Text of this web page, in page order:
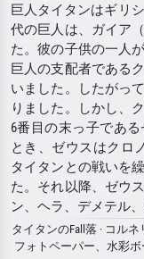
巨人タイタンはギリ
代の巨人は、ガイア
た。彼の子供の一人
巨人の支配者である
いました。したがっ
りました。しかし、
6番目の末っ子であ
とき、ゼウスはクロ
タイタンとの戦いを
た。それ以降、ゼウ
ン、ヘラ、デメテル
タイタンのFall落 · コル
フォトペーパー、水彩